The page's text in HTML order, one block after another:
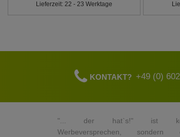
Lieferzeit: 22 - 23 Werktage
KONTAKT? +49 (0)
"... der hat`s!" ist
Werbeversprechen, sondern